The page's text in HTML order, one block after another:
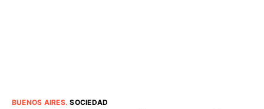
BUENOS AIRES.SOCIEDAD